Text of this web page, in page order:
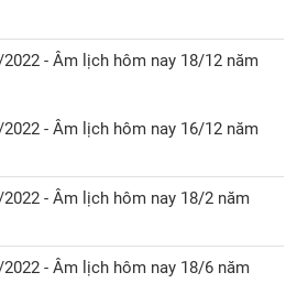
- Âm lịch hôm nay 18/12 năm
- Âm lịch hôm nay 16/12 năm
- Âm lịch hôm nay 18/2 năm
- Âm lịch hôm nay 18/6 năm